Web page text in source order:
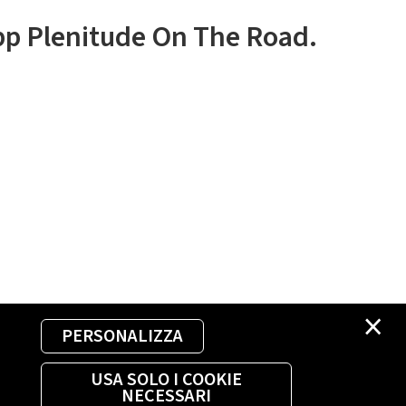
×
PERSONALIZZA
USA SOLO I COOKIE
NECESSARI
Plenitude On The Road.